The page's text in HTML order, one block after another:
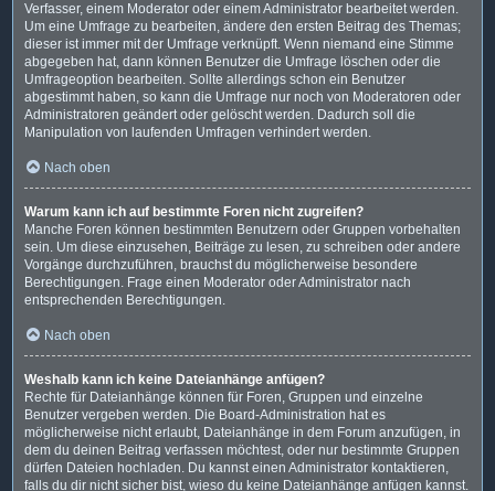
Verfasser, einem Moderator oder einem Administrator bearbeitet werden.
Um eine Umfrage zu bearbeiten, ändere den ersten Beitrag des Themas;
dieser ist immer mit der Umfrage verknüpft. Wenn niemand eine Stimme
abgegeben hat, dann können Benutzer die Umfrage löschen oder die
Umfrageoption bearbeiten. Sollte allerdings schon ein Benutzer
abgestimmt haben, so kann die Umfrage nur noch von Moderatoren oder
Administratoren geändert oder gelöscht werden. Dadurch soll die
Manipulation von laufenden Umfragen verhindert werden.
Nach oben
Warum kann ich auf bestimmte Foren nicht zugreifen?
Manche Foren können bestimmten Benutzern oder Gruppen vorbehalten
sein. Um diese einzusehen, Beiträge zu lesen, zu schreiben oder andere
Vorgänge durchzuführen, brauchst du möglicherweise besondere
Berechtigungen. Frage einen Moderator oder Administrator nach
entsprechenden Berechtigungen.
Nach oben
Weshalb kann ich keine Dateianhänge anfügen?
Rechte für Dateianhänge können für Foren, Gruppen und einzelne
Benutzer vergeben werden. Die Board-Administration hat es
möglicherweise nicht erlaubt, Dateianhänge in dem Forum anzufügen, in
dem du deinen Beitrag verfassen möchtest, oder nur bestimmte Gruppen
dürfen Dateien hochladen. Du kannst einen Administrator kontaktieren,
falls du dir nicht sicher bist, wieso du keine Dateianhänge anfügen kannst.